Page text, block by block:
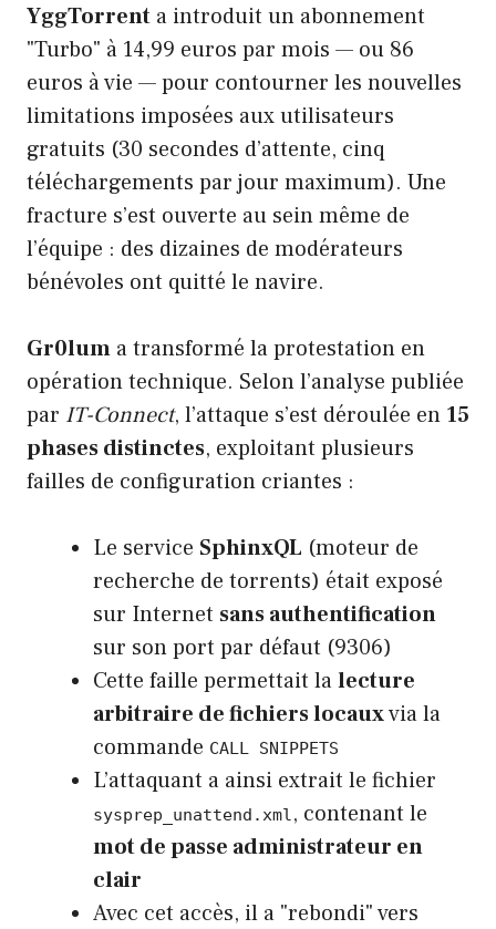
YggTorrent a introduit un abonnement
"Turbo" à 14,99 euros par mois — ou 86
euros à vie — pour contourner les nouvelles
limitations imposées aux utilisateurs
gratuits (30 secondes d’attente, cinq
téléchargements par jour maximum). Une
fracture s’est ouverte au sein même de
l’équipe : des dizaines de modérateurs
bénévoles ont quitté le navire.
Gr0lum a transformé la protestation en
opération technique. Selon l’analyse publiée
par IT-Connect, l’attaque s’est déroulée en 15
phases distinctes, exploitant plusieurs
failles de configuration criantes :
Le service SphinxQL (moteur de
recherche de torrents) était exposé
sur Internet sans authentification
sur son port par défaut (9306)
Cette faille permettait lalecture
arbitraire de fichiers locauxvia la
commande CALL SNIPPETS
L’attaquant a ainsi extrait le fichier
sysprep_unattend.xml, contenant le
mot de passe administrateur en
clair
Avec cet accès, il a "rebondi" vers